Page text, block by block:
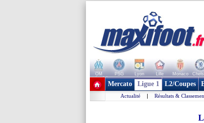
OM PSG Lyon Lille Monaco
+ de clubs
Mercato Ligue 1 L2/Coupes
Actualité | Résultats &